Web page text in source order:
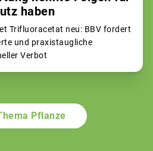
haben
Trifluoracetat neu: BBV fordert
und praxistaugliche
Verbot
Pflanze